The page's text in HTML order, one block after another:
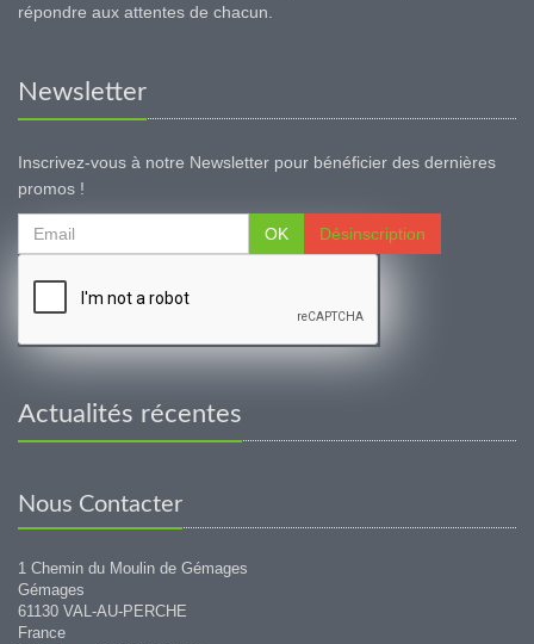
répondre aux attentes de chacun.
Newsletter
Inscrivez-vous à notre Newsletter pour bénéficier des dernières
promos !
OK Désinscription
Actualités récentes
Nous Contacter
1 Chemin du Moulin de Gémages
Gémages
61130 VAL-AU-PERCHE
France